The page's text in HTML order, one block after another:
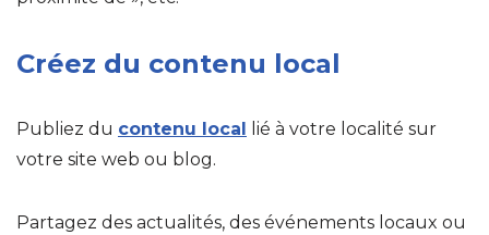
Créez du contenu local
Publiez du contenu local lié à votre localité sur
votre site web ou blog.
Partagez des actualités, des événements locaux ou